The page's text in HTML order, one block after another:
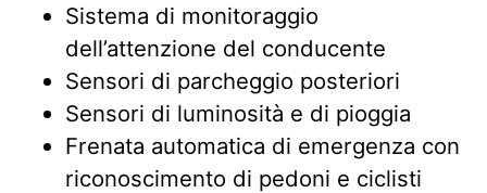
Sistema di monitoraggio
dell’attenzione del conducente
Sensori di parcheggio posteriori
Sensori di luminosità e di pioggia
Frenata automatica di emergenza con
riconoscimento di pedoni e ciclisti